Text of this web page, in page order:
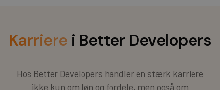
Karriere i Better Developers
Hos Better Developers handler en stærk karriere
ikke kun om løn og fordele, men også om